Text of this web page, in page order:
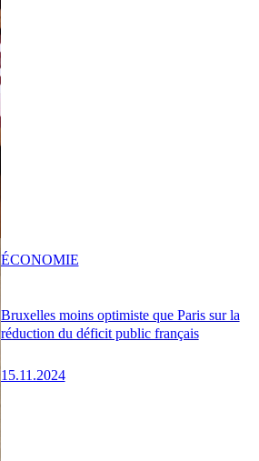
Bruxelles moins optimiste que Paris sur la
réduction du déficit public français
15.11.2024
ÉCONOMIE